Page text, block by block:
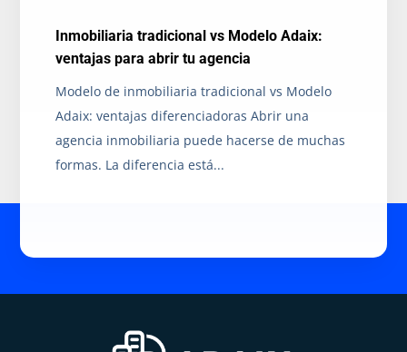
Inmobiliaria tradicional vs Modelo Adaix:
ventajas para abrir tu agencia
Modelo de inmobiliaria tradicional vs Modelo
Adaix: ventajas diferenciadoras Abrir una
agencia inmobiliaria puede hacerse de muchas
formas. La diferencia está...